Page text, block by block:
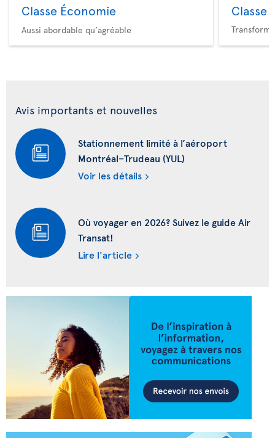
Classe Économie
Aussi abordable qu’agréable
Classe
Avis importants et nouvelles
Stationnement limité à l’aéroport
Montréal–Trudeau (YUL)
Voir les détails
Où voyager en 2026? Suivez le guide Air
Transat!
Lire l'article